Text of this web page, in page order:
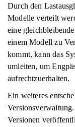
Durch den
Modelle verteilt
eine
einem Modell zu
kommt, kann das
umleiten, um
aufrechtzuerhalten.
Ein weiteres
Versionen